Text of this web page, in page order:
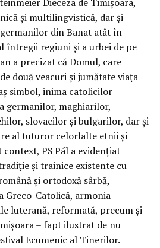
și multilingvistică, dar și
din Banat atât în
întregii regiuni și a urbei de pe
a precizat că Domul, care
două veacuri și jumătate viața
simbol, inima catolicilor
germanilor, maghiarilor,
slovacilor și bulgarilor, dar și
al tuturor celorlalte etnii și
PS Pál a evidențiat
și trainice existente cu
și ortodoxă sârbă,
Greco-Catolică, armonia
luterană, reformată, precum și
– fapt ilustrat de nu
Ecumenic al Tinerilor.